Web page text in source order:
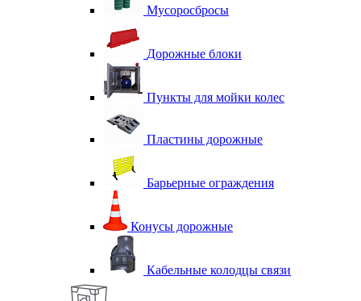
Мусоросбросы
Дорожные блоки
Пункты для мойки колес
Пластины дорожные
Барьерные ограждения
Конусы дорожные
Кабельные колодцы связи